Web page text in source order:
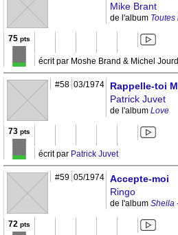
Mike Brant
de l'album
75 pts
écrit par Moshe Brand & Michel
#58 03/1974
Rappelle-toi
Patrick Juvet
de l'album Love
73 pts
écrit par Patrick Juvet
#59 05/1974 Accepte-moi
Ringo
de l'album Sheila
72 pts